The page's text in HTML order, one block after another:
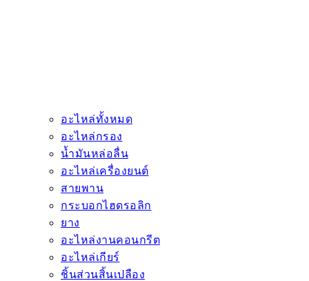
อะไหล่ทั้งหมด
อะไหล่กรอง
น้ำมันหล่อลื่น
อะไหล่เครื่องยนต์
สายพาน
กระบอกไฮดรอลิก
ยาง
อะไหล่งานคอนกรีต
อะไหล่เกียร์
ชิ้นส่วนสิ้นเปลือง